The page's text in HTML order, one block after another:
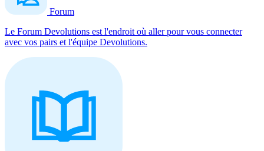
Forum
Le Forum Devolutions est l'endroit où aller pour vous connecter
avec vos pairs et l'équipe Devolutions.